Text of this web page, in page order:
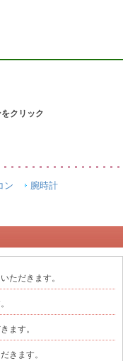
クリック
ン 腕時計
ただきます。
ます。
きます。